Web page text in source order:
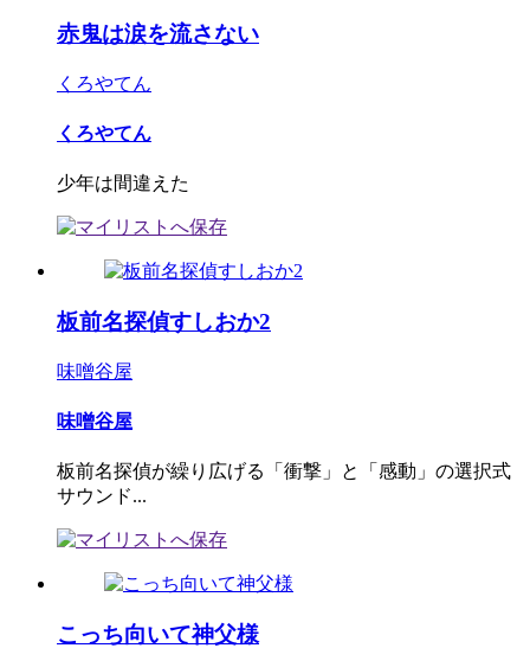
赤鬼は涙を流さない
くろやてん
くろやてん
少年は間違えた
板前名探偵すしおか2
味噌谷屋
味噌谷屋
板前名探偵が繰り広げる「衝撃」と「感動」の選択式
サウンド...
こっち向いて神父様